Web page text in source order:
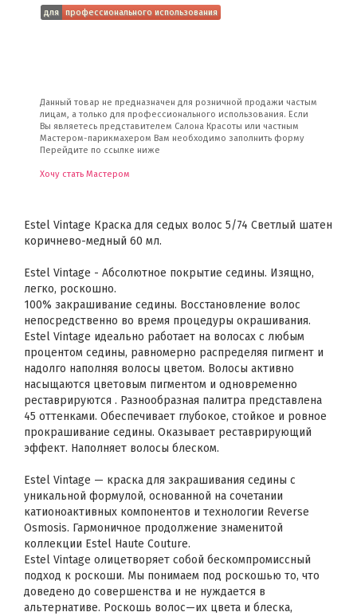
для профессионального использования
Данный товар не предназначен для розничной продажи частым
лицам, а только для профессионального использования. Если
Вы являетесь представителем Салона Красоты или частным
Мастером-парикмахером Вам необходимо заполнить форму
Перейдите по ссылке ниже
Хочу стать Мастером
Estel Vintage Краска для седых волос 5/74 Светлый шатен
коричнево-медный 60 мл.
Estel Vintage - Абсолютное покрытие седины. Изящно,
легко, роскошно.
100% закрашивание седины. Восстановление волос
непосредственно во время процедуры окрашивания.
Estel Vintage идеально работает на волосах с любым
процентом седины, равномерно распределяя пигмент и
надолго наполняя волосы цветом. Волосы активно
насыщаются цветовым пигментом и одновременно
реставрируются . Разнообразная палитра представлена
45 оттенками. Обеспечивает глубокое, стойкое и ровное
прокрашивание седины. Оказывает реставрирующий
эффект. Наполняет волосы блеском.
Estel Vintage — краска для закрашивания седины с
уникальной формулой, основанной на сочетании
катионоактивных компонентов и технологии Reverse
Osmosis. Гармоничное продолжение знаменитой
коллекции Estel Haute Couture.
Estel Vintage олицетворяет собой бескомпромиссный
подход к роскоши. Мы понимаем под роскошью то, что
доведено до совершенства и не нуждается в
альтернативе. Роскошь волос—их цвета и блеска,